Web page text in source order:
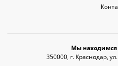
Мы находимся
350000, г. Краснодар,